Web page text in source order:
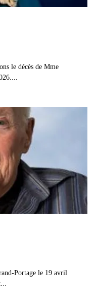
le décès de Mme
Portage le 19 avril